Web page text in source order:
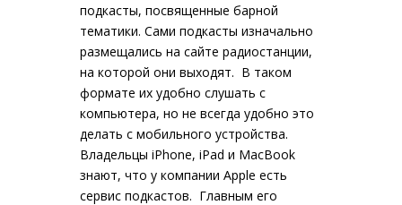
подкасты, посвященные барной
тематики. Сами подкасты изначально
размещались на сайте радиостанции,
на которой они выходят. В таком
формате их удобно слушать с
компьютера, но не всегда удобно это
делать с мобильного устройства.
Владельцы iPhone, iPad и MacBook
знают, что у компании Apple есть
сервис подкастов. Главным его